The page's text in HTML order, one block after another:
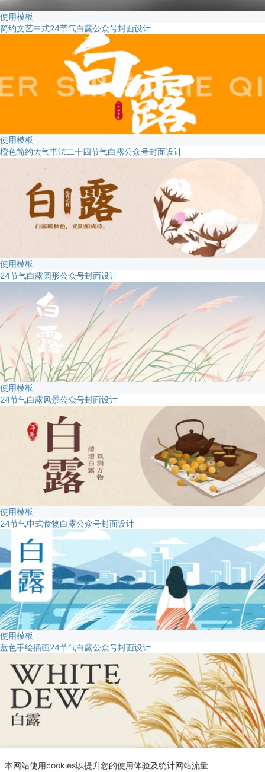
使用模板
简约文艺中式24节气白露公众号封面设计
使用模板
橙色简约大气书法二十四节气白露公众号封面设计
使用模板
24节气白露圆形公众号封面设计
使用模板
24节气白露风景公众号封面设计
使用模板
24节气中式食物白露公众号封面设计
使用模板
蓝色手绘插画24节气白露公众号封面设计
使用模板
本网站使用cookies以提升您的使用体验及统计网站流量